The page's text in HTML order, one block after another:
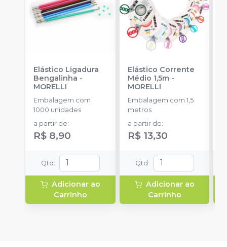
Elástico Ligadura
Bengalinha -
MORELLI
Embalagem com
1000 unidades
a partir de:
R$ 8,90
Qtd :
Adicionar ao
Carrinho
Elástico Corrente
Médio 1,5m-
MORELLI
Embalagem com 1,5
metros
a partir de:
R$ 13,30
Qtd :
Adicionar ao
Carrinho